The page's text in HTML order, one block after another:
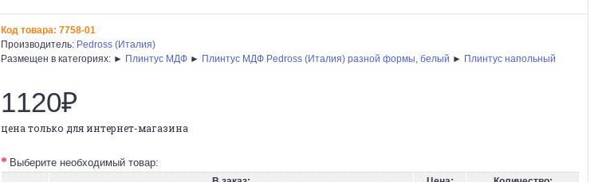
Код товара: 7758-01
Производитель: Pedross (Италия)
Размещен в категориях: ► Плинтус МДФ ► Плинтус МДФ Pedross (Италия) разной формы, белый ► Плинтус напольный
1120₽
цена только для интернет-магазина
Выберите необходимый товар: